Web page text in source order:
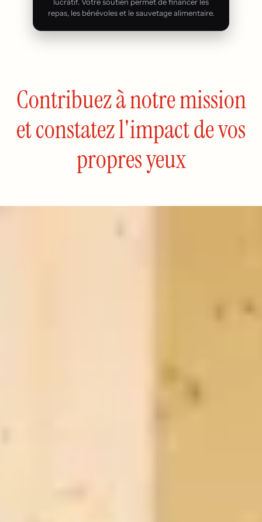
repas, les bénévoles et le sauvetage alimentaire.
Contribuez à notre mission
et constatez l'impact de vos
propres yeux